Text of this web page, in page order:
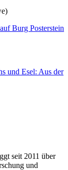
Burg Posterstein
und Esel: Aus der
seit 2011 über
und